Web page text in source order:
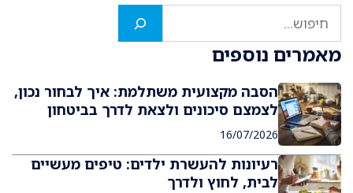
חיפוש
מאמרים נוספים
הסבה מקצועית משתלמת: איך לבחור נכון,
לצמצם סיכונים ולצאת לדרך בביטחון
16/07/2026
רעיונות להעשרת ילדים: טיפים מעשיים
לבית, לחוץ ולדרך